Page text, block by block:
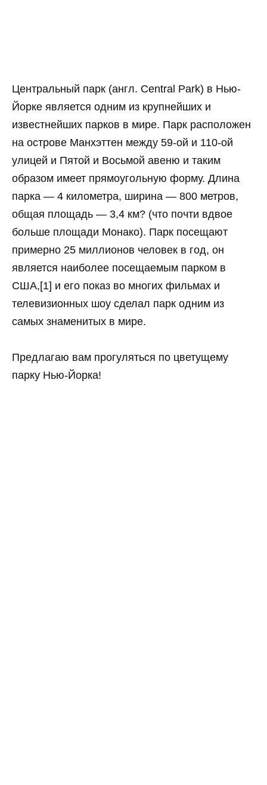
Центральный парк (англ. Central Park) в Нью-
Йорке является одним из крупнейших и
известнейших парков в мире. Парк расположен
на острове Манхэттен между 59-ой и 110-ой
улицей и Пятой и Восьмой авеню и таким
образом имеет прямоугольную форму. Длина
парка — 4 километра, ширина — 800 метров,
общая площадь — 3,4 км? (что почти вдвое
больше площади Монако). Парк посещают
примерно 25 миллионов человек в год, он
является наиболее посещаемым парком в
США,[1] и его показ во многих фильмах и
телевизионных шоу сделал парк одним из
самых знаменитых в мире.
Предлагаю вам прогуляться по цветущему
парку Нью-Йорка!